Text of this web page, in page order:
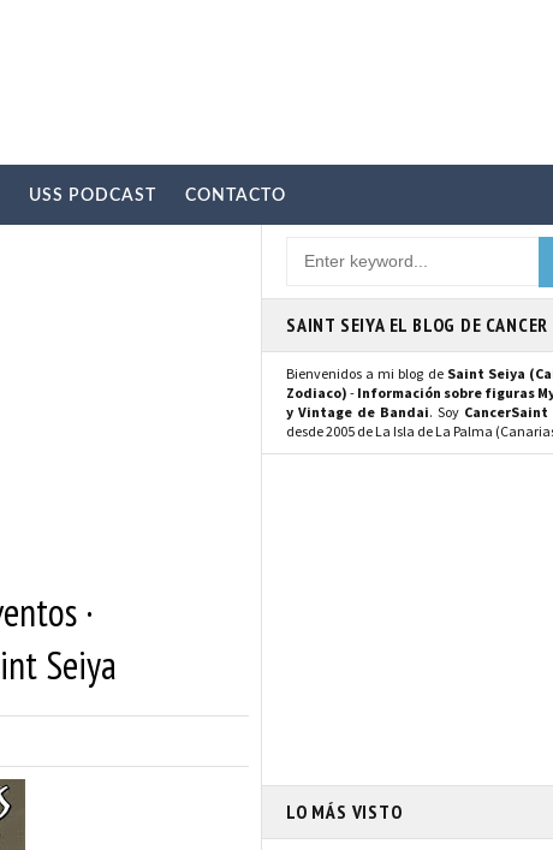
USS PODCAST CONTACTO
·
Seiya
SAINT SEIYA EL BLOG DE
Bienvenidos a mi blog de Saint Seiya
Zodiaco) - Información sobre figuras
y Vintage de Bandai. Soy CancerSaint
desde 2005 de La Isla de La Palma
LO MÁS VISTO